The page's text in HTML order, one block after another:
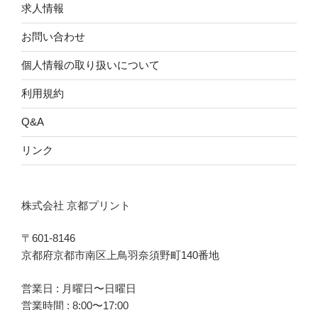
求人情報
お問い合わせ
個人情報の取り扱いについて
利用規約
Q&A
リンク
株式会社 京都プリント
〒601-8146
京都府京都市南区上鳥羽奈須野町140番地
営業日 : 月曜日〜日曜日
営業時間 : 8:00〜17:00